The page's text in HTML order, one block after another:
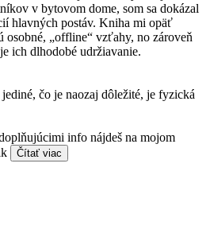
v bytovom dome, som sa dokázal
hlavných postáv. Kniha mi opäť
osobné, „offline“ vzťahy, no zároveň
ich dlhodobé udržiavanie.
čo je naozaj dôležité, je fyzická
info nájdeš na mojom
Čítať viac